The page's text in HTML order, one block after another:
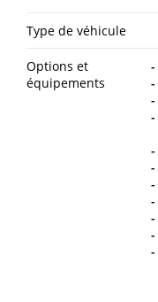
Type de véhicule
Options et
équipements